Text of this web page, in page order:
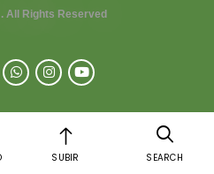
All Rights Reserved
SUBIR SEARCH